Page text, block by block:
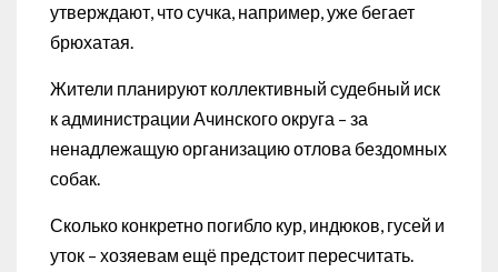
утверждают, что сучка, например, уже бегает
брюхатая.
Жители планируют коллективный судебный иск
к администрации Ачинского округа – за
ненадлежащую организацию отлова бездомных
собак.
Сколько конкретно погибло кур, индюков, гусей и
уток – хозяевам ещё предстоит пересчитать.